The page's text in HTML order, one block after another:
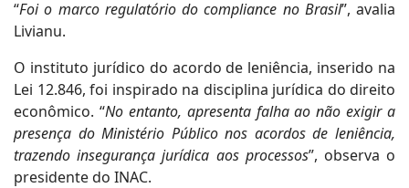
“Foi o marco regulatório do compliance no Brasil”, avalia
Livianu.
O instituto jurídico do acordo de leniência, inserido na
Lei 12.846, foi inspirado na disciplina jurídica do direito
econômico. “No entanto, apresenta falha ao não exigir a
presença do Ministério Público nos acordos de leniência,
trazendo insegurança jurídica aos processos”, observa o
presidente do INAC.